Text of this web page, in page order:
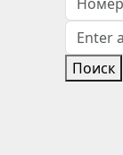
Поиск